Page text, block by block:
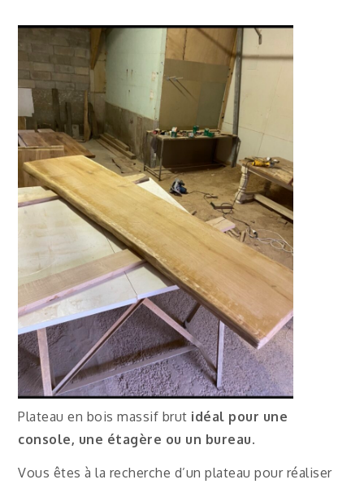
Plateau en bois massif brut idéal pour une
console, une étagère ou un bureau.
Vous êtes à la recherche d’un plateau pour réaliser